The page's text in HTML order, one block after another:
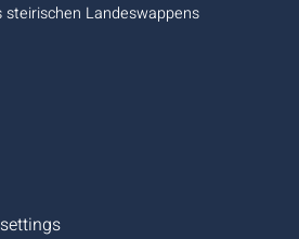
steirischen Landeswappens